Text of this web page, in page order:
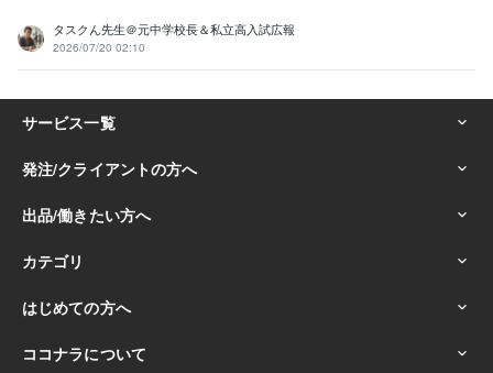
タスクん先生＠元中学校長＆私立高入試広報
2026/07/20 02:10